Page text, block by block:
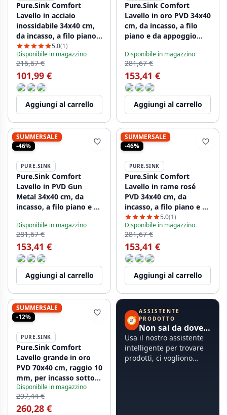
Pure.Sink Comfort
Lavello in acciaio
inossidabile 34x40 cm,
da incasso, a filo piano e
da appoggio PCM3440-
02
5.0(1)
Disponibile in magazzino
216,67 €
101,99 €
Aggiungi al carrello
Pure.Sink Comfort
Lavello in oro PVD 34x40
cm, da incasso, a filo
piano e da appoggio
Disponibile in magazzino
281,67 €
153,41 €
Aggiungi al carrello
SUMMERSALE
-46%
PURE.SINK
Pure.Sink Comfort
Lavello in PVD Gun
Metal 34x40 cm, da
incasso, a filo piano e da
Disponibile in magazzino
281,67 €
153,41 €
Aggiungi al carrello
SUMMERSALE
-46%
PURE.SINK
Pure.Sink Comfort
Lavello in rame rosé
PVD 34x40 cm, da
incasso, a filo piano e da
appoggio PCM3440-62
5.0(1)
Disponibile in magazzino
281,67 €
153,41 €
Aggiungi al carrello
SUMMERSALE
-12%
PURE.SINK
Pure.Sink Comfort
Lavello grande in oro
PVD 70x40 cm, raggio 10
mm, per incasso sotto
piano, a filo piano e a
incasso PCM7040-60
Disponibile in magazzino
297,44 €
260,28 €
🧭
ASSISTENTE
PRODOTTO
Non sai da dove iniziare?
Usa il nostro assistente
intelligente per trovare
prodotti, ci vogliono